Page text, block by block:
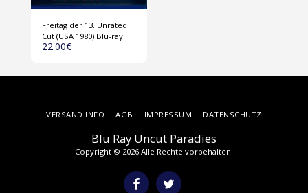
Freitag der 13. Unrated
Cut (USA 1980) Blu-ray
22.00€
Blu Ray Uncut Paradies
Copyright © 2026 Alle Rechte vorbehalten.
VERSAND INFO AGB IMPRESSUM DATENSCHUTZ